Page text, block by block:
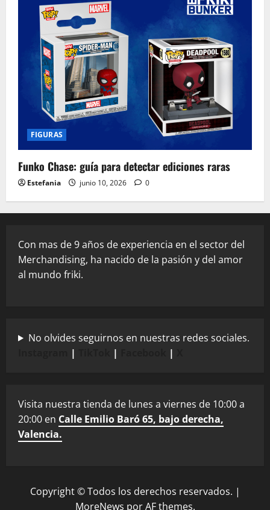
FIGURAS
Funko Chase: guía para detectar ediciones raras
Estefania junio 10, 2026 0
Con mas de 9 años de experiencia en el sector del
Merchandising, ha nacido de la pasión y del amor
al mundo friki.
No olvides seguirnos en nuestras redes sociales.
| | |
Visita nuestra tienda de lunes a viernes de 10:00 a
20:00 en Calle Emilio Baró 65, bajo derecha,
Valencia.
Copyright © Todos los derechos reservados. |
MoreNews por AF themes.